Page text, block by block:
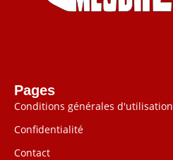
Pages
Conditions générales d'utilisation
Confidentialité
Contact